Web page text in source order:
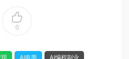
0
AI电商
AI编程副业